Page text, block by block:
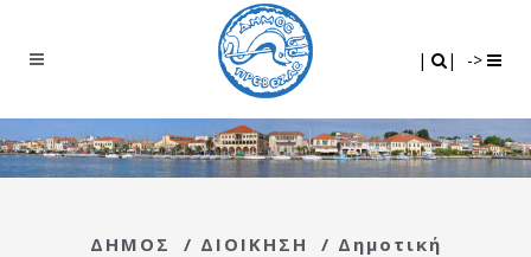
| | ->
ΔΗΜΟΣ / ΔΙΟΙΚΗΣΗ / Δημοτική